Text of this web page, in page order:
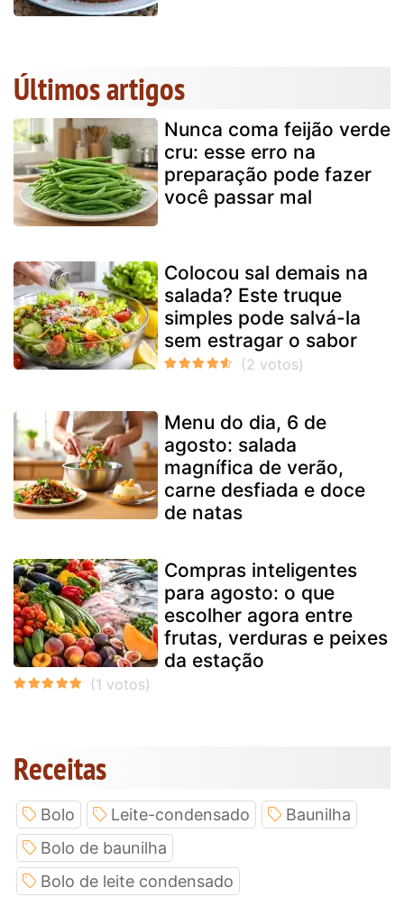
Últimos artigos
Nunca coma feijão verde
cru: esse erro na
preparação pode fazer
você passar mal
Colocou sal demais na
salada? Este truque
simples pode salvá-la
sem estragar o sabor
Menu do dia, 6 de
agosto: salada
magnífica de verão,
carne desfiada e doce
de natas
Compras inteligentes
para agosto: o que
escolher agora entre
frutas, verduras e peixes
da estação
Receitas
Bolo Leite-condensado
Baunilha
Bolo de baunilha
Bolo de leite condensado